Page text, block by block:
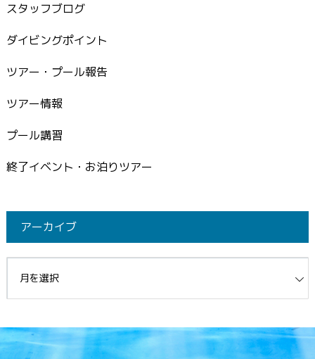
スタッフブログ
ダイビングポイント
ツアー・プール報告
ツアー情報
プール講習
終了イベント・お泊りツアー
アーカイブ